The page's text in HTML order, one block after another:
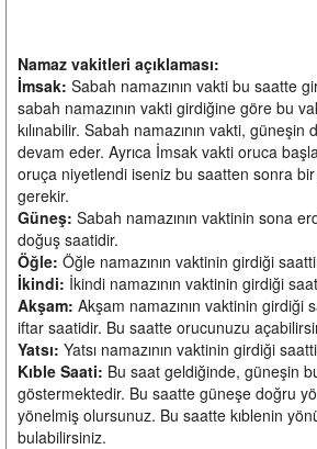
Namaz vakitleri açıklaması:
İmsak: Sabah namazının vakti bu saatte
sabah namazının vakti girdiğine göre bu
kılınabilir. Sabah namazının vakti, güneşin
devam eder. Ayrıca İmsak vakti oruca
oruça niyetlendi iseniz bu saatten sonra
gerekir.
Güneş: Sabah namazının vaktinin sona
doğuş saatidir.
Öğle: Öğle namazının vaktinin girdiği
İkindi: İkindi namazının vaktinin girdiği
Akşam: Akşam namazının vaktinin girdiği
iftar saatidir. Bu saatte orucunuzu
Yatsı: Yatsı namazının vaktinin girdiği
Kıble Saati: Bu saat geldiğinde, güneşin
göstermektedir. Bu saatte güneşe doğru
yönelmiş olursunuz. Bu saatte kıblenin
bulabilirsiniz.